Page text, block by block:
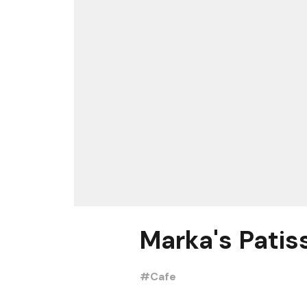
Marka's
#Cafe